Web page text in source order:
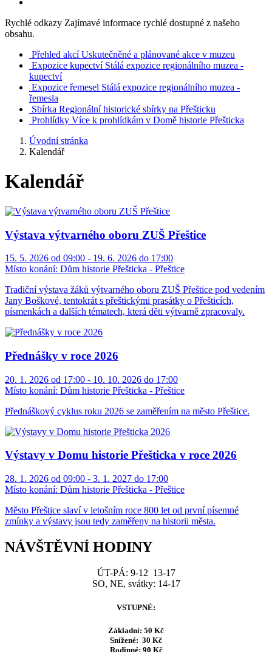
Rychlé odkazy Zajímavé informace rychlé dostupné z našeho
obsahu.
Přehled akcí Uskutečněné a plánované akce v muzeu
Expozice kupectví Stálá expozice regionálního muzea -
kupectví
Expozice řemesel Stálá expozice regionálního muzea -
řemesla
Sbírka Regionální historické sbírky na Přešticku
Prohlídky Více k prohlídkám v Domě historie Přešticka
Úvodní stránka
Kalendář
Kalendář
Výstava výtvarného oboru ZUŠ Přeštice
15. 5. 2026 od 09:00 - 19. 6. 2026 do 17:00
Místo konání: Dům historie Přešticka - Přeštice
Tradiční výstava žáků výtvarného oboru ZUŠ Přeštice pod vedením
Jany Boškové, tentokrát s přeštickými prasátky o Přešticích,
písmenkách a dalších tématech, která děti výtvarně zpracovaly.
Přednášky v roce 2026
20. 1. 2026 od 17:00 - 10. 10. 2026 do 17:00
Místo konání: Dům historie Přešticka - Přeštice
Přednáškový cyklus roku 2026 se zaměřením na město Přeštice.
Výstavy v Domu historie Přešticka v roce 2026
28. 1. 2026 od 09:00 - 3. 1. 2027 do 17:00
Místo konání: Dům historie Přešticka - Přeštice
Město Přeštice slaví v letošním roce 800 let od první písemné
zmínky a výstavy jsou tedy zaměřeny na historii města.
NÁVŠTĚVNÍ HODINY
ÚT-PÁ: 9-12 13-17
SO, NE, svátky: 14-17
VSTUPNÉ:
Základní: 50 Kč
Snížené: 30 Kč
Rodinné: 90 Kč